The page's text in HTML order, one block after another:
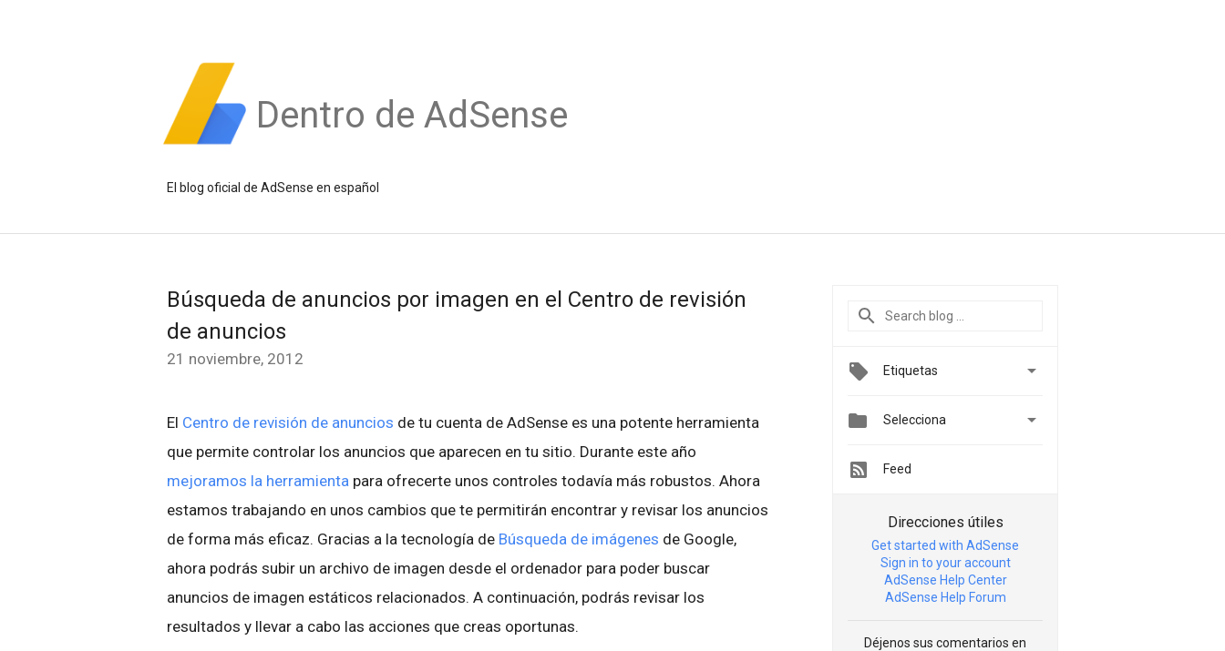
Dentro de AdSense
El blog oficial de AdSense en español
Búsqueda de anuncios por imagen en el Centro de revisión
de anuncios
21 noviembre, 2012
El Centro de revisión de anuncios de tu cuenta de AdSense es una potente herramienta
que permite controlar los anuncios que aparecen en tu sitio. Durante este año
mejoramos la herramienta para ofrecerte unos controles todavía más robustos. Ahora
estamos trabajando en unos cambios que te permitirán encontrar y revisar los anuncios
de forma más eficaz. Gracias a la tecnología de Búsqueda de imágenes de Google,
ahora podrás subir un archivo de imagen desde el ordenador para poder buscar
anuncios de imagen estáticos relacionados. A continuación, podrás revisar los
resultados y llevar a cabo las acciones que creas oportunas.
Etiquetas 
 Selecciona 
Feed
Direcciones útiles
Get started with AdSense
Sign in to your account
AdSense Help Center
AdSense Help Forum
Déjenos sus comentarios en